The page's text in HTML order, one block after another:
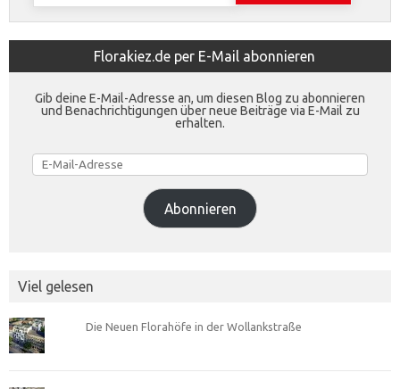
Florakiez.de per E-Mail abonnieren
Gib deine E-Mail-Adresse an, um diesen Blog zu abonnieren
und Benachrichtigungen über neue Beiträge via E-Mail zu
erhalten.
E-
Mail-
Adresse
Abonnieren
Viel gelesen
Die Neuen Florahöfe in der Wollankstraße